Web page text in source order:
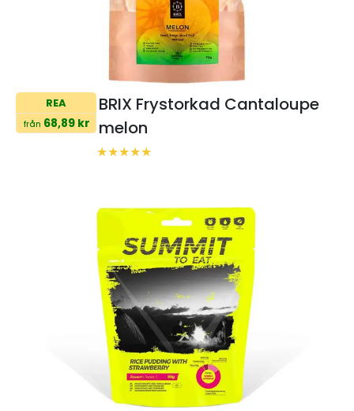
REA
från 68,89 kr
BRIX Frystorkad Cantaloupe
melon